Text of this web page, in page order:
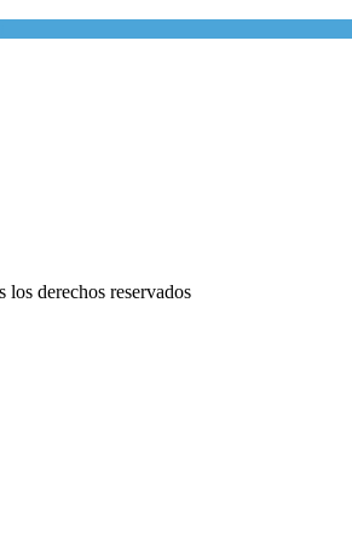
derechos reservados